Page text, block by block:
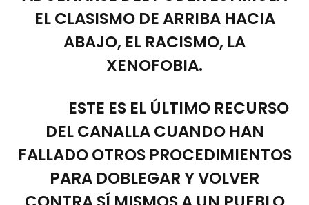
EL CLASISMO DE ARRIBA HACIA
ABAJO, EL RACISMO, LA
XENOFOBIA.
ESTE ES EL ÚLTIMO RECURSO
DEL CANALLA CUANDO HAN
FALLADO OTROS PROCEDIMIENTOS
PARA DOBLEGAR Y VOLVER